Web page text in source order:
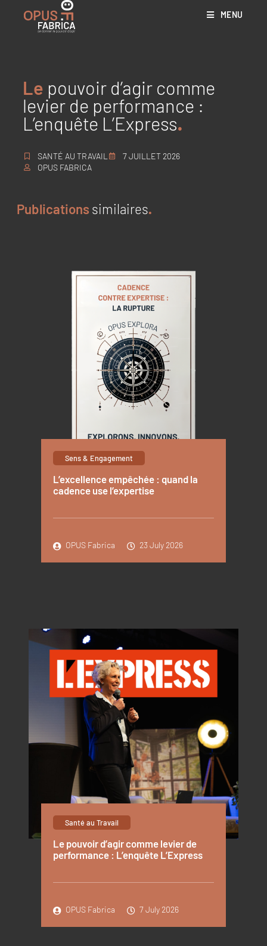
MENU
Le pouvoir d’agir comme
levier de performance :
L’enquête L’Express
SANTÉ AU TRAVAIL
7 JUILLET 2026
OPUS FABRICA
Publicationssimilaires
Sens & Engagement
L’excellence empêchée : quand la
cadence use l’expertise
OPUS Fabrica 23 July 2026
Santé au Travail
Le pouvoir d’agir comme levier de
performance : L’enquête L’Express
OPUS Fabrica 7 July 2026